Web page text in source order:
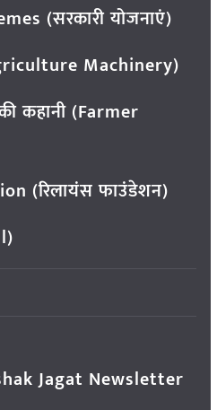
(सरकारी योजनाएं)
Machinery)
कहानी (Farmer
(रिलायंस फाउंडेशन)
Jagat Newsletter